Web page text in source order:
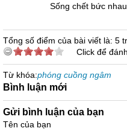
Sống chết bức
Tổng số điểm của bài viết là: 5
Click để
Từ khóa:phóng cuồng ngâm
Bình luận mới
Gửi bình luận của bạn
Tên của bạn